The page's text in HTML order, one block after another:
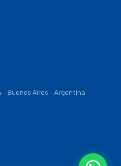
– Buenos Aires – Argentina